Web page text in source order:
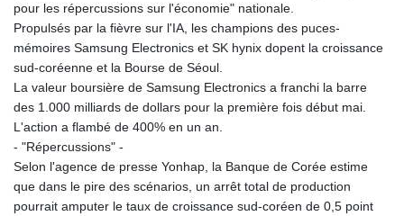
MWK 2001.657877
MXN 19.815707
MYR 4.711847
MZN 73.643798
NAD 18.828807
NGN 1572.383836
NIO 42.477873
NPR 175.774208
NZD 1.965005
OMR 0.443012
pour les répercussions sur l'économie" nationale.
Propulsés par la fièvre sur l'IA, les champions des puces-
mémoires Samsung Electronics et SK hynix dopent la croissance
sud-coréenne et la Bourse de Séoul.
La valeur boursière de Samsung Electronics a franchi la barre
des 1.000 milliards de dollars pour la première fois début mai.
L'action a flambé de 400% en un an.
- "Répercussions" -
Selon l'agence de presse Yonhap, la Banque de Corée estime
que dans le pire des scénarios, un arrêt total de production
pourrait amputer le taux de croissance sud-coréen de 0,5 point